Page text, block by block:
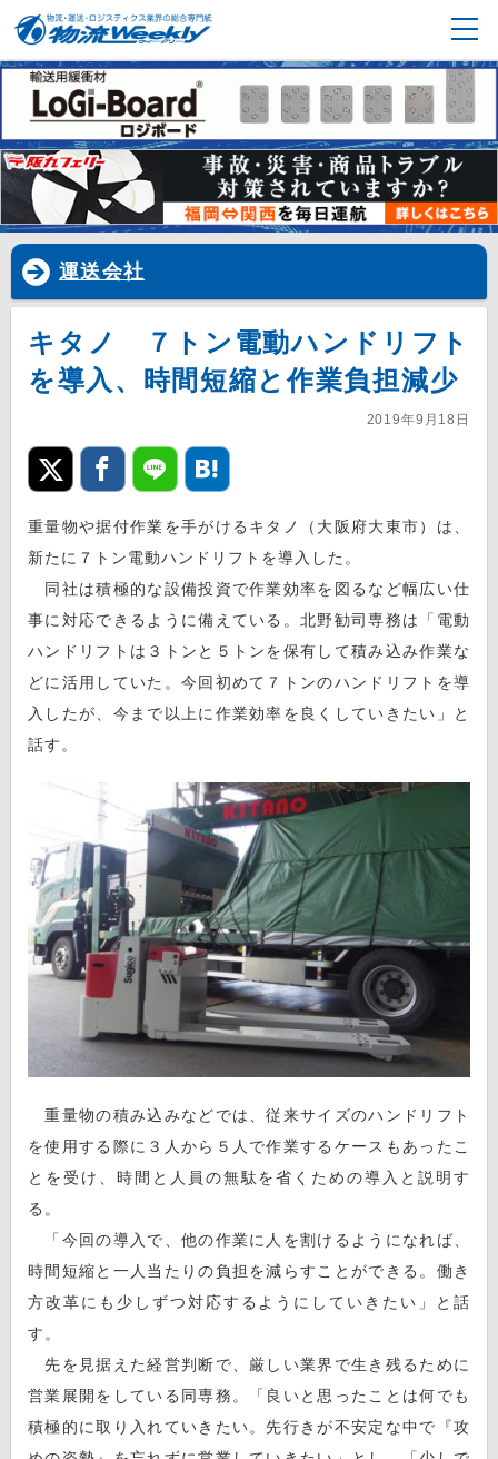
運送会社
キタノ ７トン電動ハンドリフト
を導入、時間短縮と作業負担減少
2019年9月18日
重量物や据付作業を手がけるキタノ（大阪府大東市）は、
新たに７トン電動ハンドリフトを導入した。
同社は積極的な設備投資で作業効率を図るなど幅広い仕
事に対応できるように備えている。北野勧司専務は「電動
ハンドリフトは３トンと５トンを保有して積み込み作業な
どに活用していた。今回初めて７トンのハンドリフトを導
入したが、今まで以上に作業効率を良くしていきたい」と
話す。
重量物の積み込みなどでは、従来サイズのハンドリフト
を使用する際に３人から５人で作業するケースもあったこ
とを受け、時間と人員の無駄を省くための導入と説明す
る。
「今回の導入で、他の作業に人を割けるようになれば、
時間短縮と一人当たりの負担を減らすことができる。働き
方改革にも少しずつ対応するようにしていきたい」と話
す。
先を見据えた経営判断で、厳しい業界で生き残るために
営業展開をしている同専務。「良いと思ったことは何でも
積極的に取り入れていきたい。先行きが不安定な中で『攻